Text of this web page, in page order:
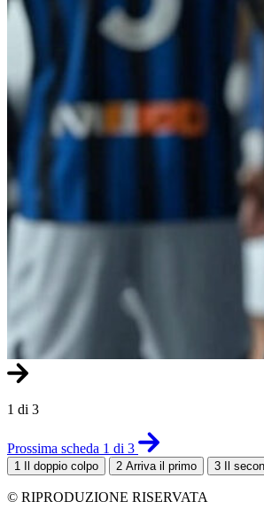
1 di 3
Prossima scheda 1 di 3
1 Il doppio colpo 2 Arriva il primo 3 Il
© RIPRODUZIONE RISERVATA